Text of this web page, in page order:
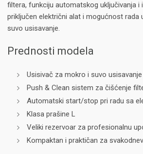
filtera, funkciju automatskog uključivanja i
priključen električni alat i mogućnost rada
suvo usisavanje.
Prednosti modela
Usisivač za mokro i suvo usisavanje
Push & Clean sistem za čišćenje
Automatski start/stop pri radu sa
Klasa prašine L
Veliki rezervoar za profesionalnu
Kompaktan i praktičan za